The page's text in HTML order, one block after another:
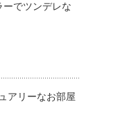
ーでツンデレな
アリーなお部屋